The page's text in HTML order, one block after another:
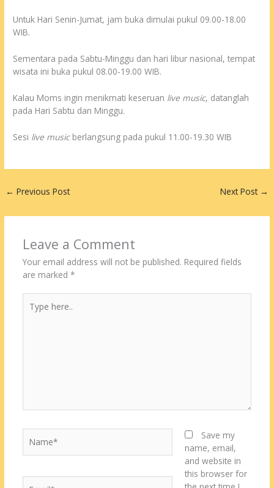
Untuk Hari Senin-Jumat, jam buka dimulai pukul 09.00-18.00
WIB.
Sementara pada Sabtu-Minggu dan hari libur nasional, tempat
wisata ini buka pukul 08.00-19.00 WIB.
Kalau Moms ingin menikmati keseruan live music, datanglah
pada Hari Sabtu dan Minggu.
Sesi live musicberlangsung pada pukul 11.00-19.30 WIB
← Previous Post Next Post →
Leave a Comment
Your email address will not be published. Required fields
are marked *
here..
Save my
name, email,
and website in
this browser for